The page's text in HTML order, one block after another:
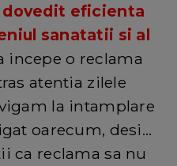
dovedit eficienta
sanatatii si al
o reclama
atentia zilele
la intamplare
oarecum, desi...
ca reclama sa nu